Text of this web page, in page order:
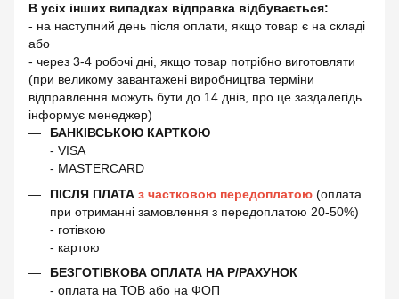
В усіх інших випадках відправка відбувається:
- на наступний день після оплати, якщо товар є на складі
або
- через 3-4 робочі дні, якщо товар потрібно виготовляти
(при великому завантажені виробництва терміни
відправлення можуть бути до 14 днів, про це заздалегідь
інформує менеджер)
БАНКІВСЬКОЮ КАРТКОЮ
- VISA
- MASTERCARD
ПІСЛЯ ПЛАТА з частковою передоплатою (оплата
при отриманні замовлення з передоплатою 20-50%)
- готівкою
- картою
БЕЗГОТІВКОВА ОПЛАТА НА Р/РАХУНОК
- оплата на ТОВ або на ФОП